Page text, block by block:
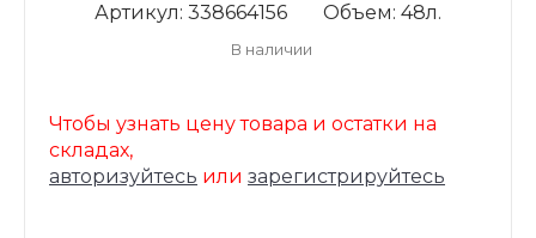
Артикул: 338664156 Объем: 48л.
В наличии
Чтобы узнать цену товара и остатки на
складах,
авторизуйтесь или зарегистрируйтесь